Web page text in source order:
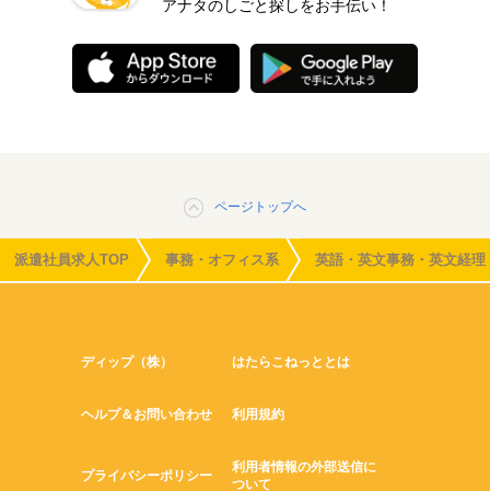
アナタのしごと探しをお手伝い！
ページトップへ
派遣社員求人TOP 事務・オフィス系 英語・英文事務・英文経理
ディップ（株） はたらこねっととは
ヘルプ＆お問い合わせ 利用規約
プライバシーポリシー
利用者情報の外部送信に
ついて